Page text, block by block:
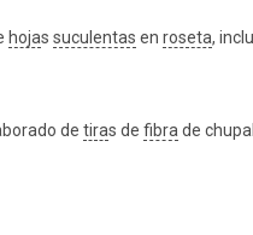
hojas suculentas en roseta,
de tiras de fibrade